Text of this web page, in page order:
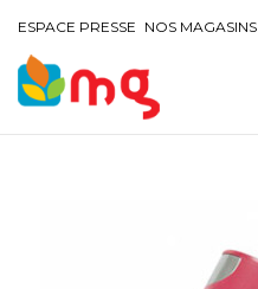
ESPACE PRESSE NOS MAGASINS